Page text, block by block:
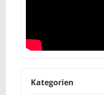
Kategorien